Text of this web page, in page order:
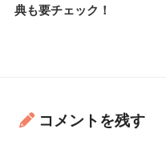
典も要チェック！
コメントを残す